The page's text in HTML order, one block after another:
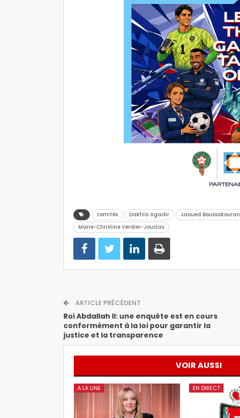
comités Dakhla Agadir Jaoued Boussakouran
Marie-Christine Verdier-Jouclas
ARTICLE PRÉCÉDENT
Roi Abdallah II: une enquête est en cours
conformément à la loi pour garantir la
justice et la transparence
VOIR AUSSI
A LA UNE EN DIRECT